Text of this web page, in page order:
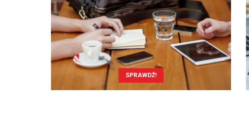
SPRAWDŹ!